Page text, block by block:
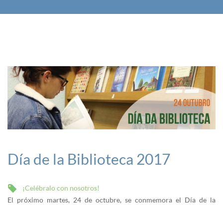
Día de la Biblioteca 2017
¡Celébralo con nosotros!
El próximo martes, 24 de octubre, se conmemora el Día de la